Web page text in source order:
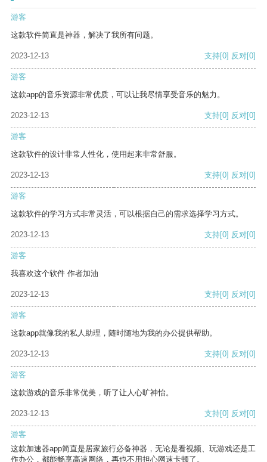
游客
这款软件简直是神器，解决了我所有问题。
2023-12-13 支持[0] 反对[0]
游客
这款app的音乐资源非常优质，可以让我尽情享受音乐的魅力。
2023-12-13 支持[0] 反对[0]
游客
这款软件的设计非常人性化，使用起来非常舒服。
2023-12-13 支持[0] 反对[0]
游客
这款软件的学习方式非常灵活，可以根据自己的需求选择学习方式。
2023-12-13 支持[0] 反对[0]
游客
我喜欢这个软件 作者加油
2023-12-13 支持[0] 反对[0]
游客
这款app就像我的私人助理，随时随地为我的办公提供帮助。
2023-12-13 支持[0] 反对[0]
游客
这款游戏的音乐非常优美，听了让人心旷神怡。
2023-12-13 支持[0] 反对[0]
游客
这款加速器app简直是居家旅行必备神器，无论是看视频、玩游戏还是工
作办公，都能畅享高速网络，再也不用担心网速卡顿了。